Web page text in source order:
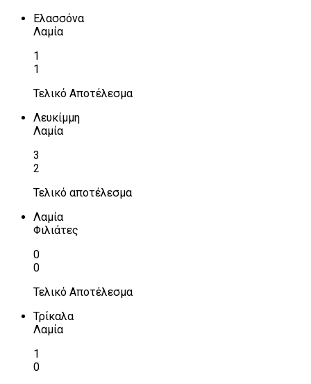
Ελασσόνα
Λαμία
1
1
Τελικό Αποτέλεσμα
Λευκίμμη
Λαμία
3
2
Τελικό αποτέλεσμα
Λαμία
Φιλιάτες
0
0
Τελικό Αποτέλεσμα
Τρίκαλα
Λαμία
1
0